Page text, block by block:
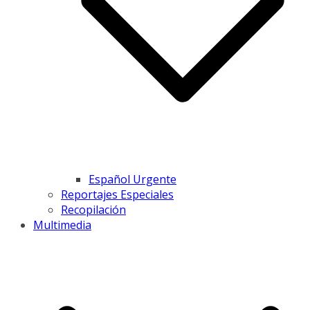
Español Urgente
Reportajes Especiales
Recopilación
Multimedia